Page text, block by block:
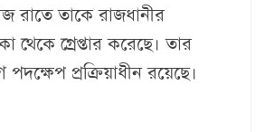
রাতে তাকে রাজধানীর
থেকে গ্রেপ্তার করেছে। তার
প্রক্রিয়াধীন রয়েছে।